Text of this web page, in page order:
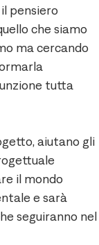
pensiero
che siamo
ma cercando
tutta
aiutano gli
il mondo
e sarà
seguiranno nel